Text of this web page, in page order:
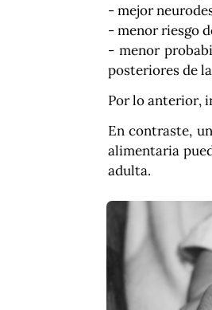
- mejor
- menor riesgo
- menor
posteriores de
Por lo anterior,
En contraste,
alimentaria
adulta.